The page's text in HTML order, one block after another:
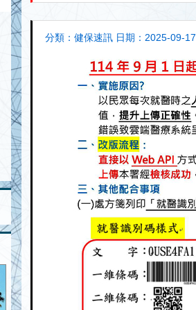
分類：健保速訊 日期：2025-09-17